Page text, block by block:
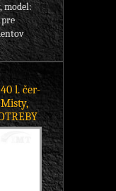
model:
l. čer-